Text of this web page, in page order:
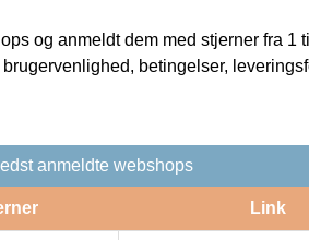
og anmeldt dem med stjerner fra 1
betingelser,
anmeldte webshops
Link